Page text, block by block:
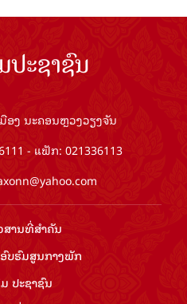
ະຊາຊົນ
ງ ນະຄອນຫຼວງວຽງຈັນ
- ແຟັກ: 021336113
ສານ​ທີ່​ສຳ​ຄັນ​
ອົບຮົມ​ສູນ​ກາງ​ພັກ
ປະ​ຊາ​ຊົນ